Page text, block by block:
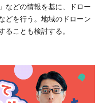
などの情報を基に、ドロー
どを行う。地域のドローン
ことも検討する。